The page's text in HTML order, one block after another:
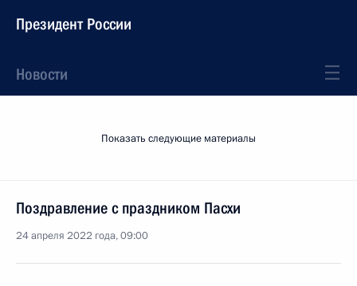
Президент России
Новости
Показать следующие материалы
Поздравление с праздником Пасхи
24 апреля 2022 года, 09:00